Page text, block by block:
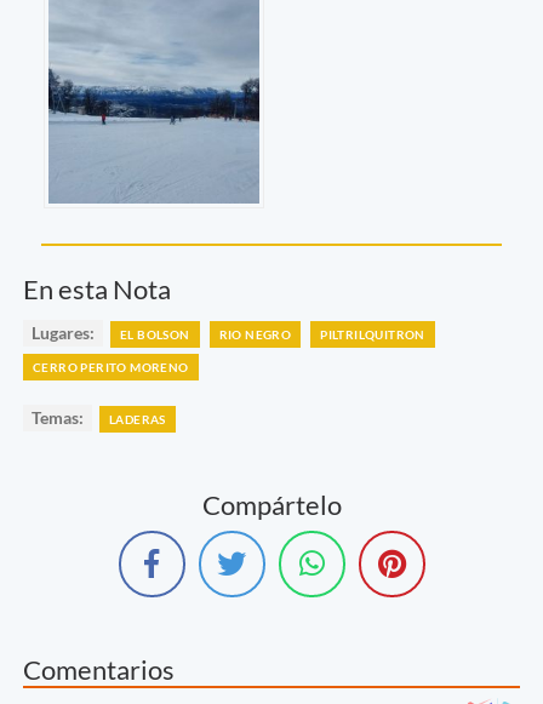
En esta Nota
Lugares: EL BOLSON RIO NEGRO PILTRILQUITRON
CERRO PERITO MORENO
Temas: LADERAS
Compártelo
Comentarios